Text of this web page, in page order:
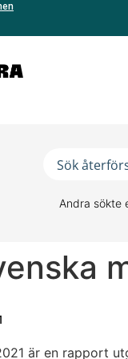
Andra sökte
är en rapport